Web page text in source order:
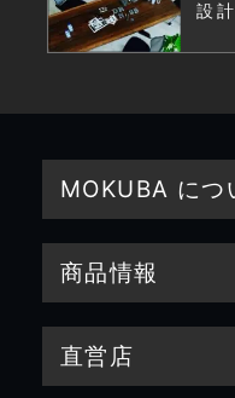
設
MOKUBA につ
商品情報
直営店